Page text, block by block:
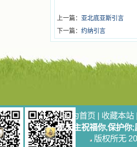
上一篇： 亚北底亚斯引言
下一篇： 约纳引言
设为首页 | 收藏本站
愿天主祝福你,保护你
版权所无